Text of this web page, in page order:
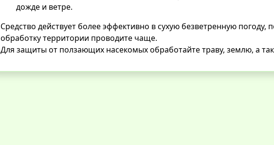
дожде и ветре.
Средство действует более эффективно в сухую безветренную погоду,
обработку территории проводите чаще.
Для защиты от ползающих насекомых обработайте траву, землю, а